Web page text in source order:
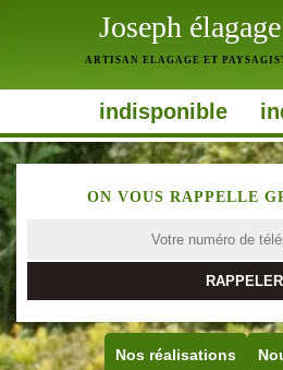
Joseph élagage
ARTISAN ELAGAGE ET
indisponible
ON VOUS RAPPELLE
Nos réalisations